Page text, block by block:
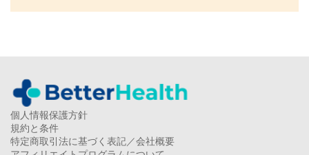
個人情報保護方針
規約と条件
特定商取引法に基づく表記／会社概要